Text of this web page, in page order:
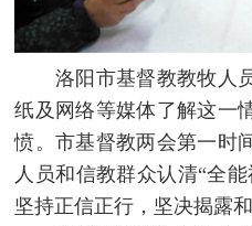
洛阳市基督教教牧人员
纸及网络等媒体了解这一
愤。市基督教两会第一时
人员和信教群众认清“全
坚持正信正行，坚决揭露和